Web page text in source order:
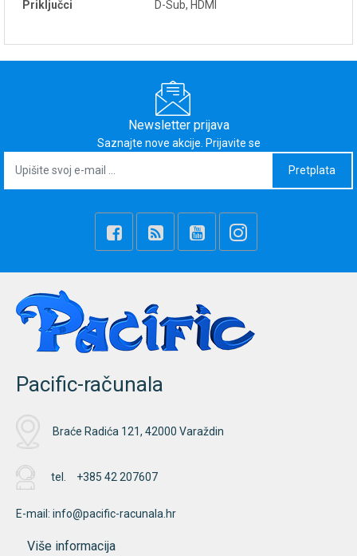
Priključci D-Sub, HDMI
Newsletter prijava
Saznajte nove akcije. Prijavite se
Pretplata
Pacific-računala
Braće Radića 121, 42000 Varaždin
tel. +385 42 207607
E-mail: info@pacific-racunala.hr
Više informacija